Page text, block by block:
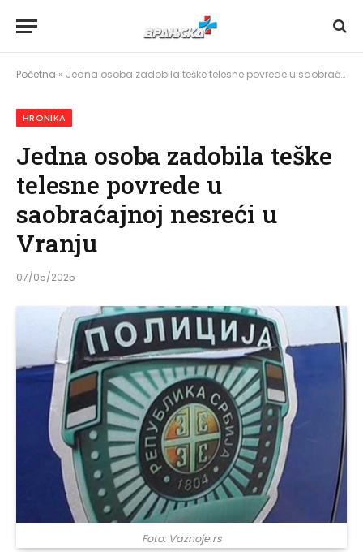
Početna » Jedna osoba zadobila teške telesne povrede u saobraćajnoj nesreći u Vranju
HRONIKA
Jedna osoba zadobila teške
telesne povrede u
saobraćajnoj nesreći u
Vranju
07/05/2025
Foto: Vaznoje.rs